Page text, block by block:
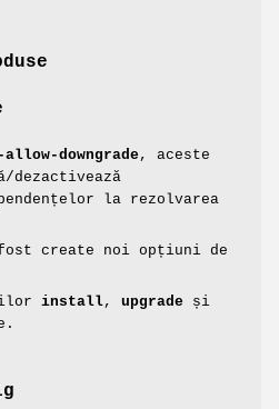
downgrade, aceste
dezactivează
la rezolvarea
fost create noi opțiuni de
install, upgrade și